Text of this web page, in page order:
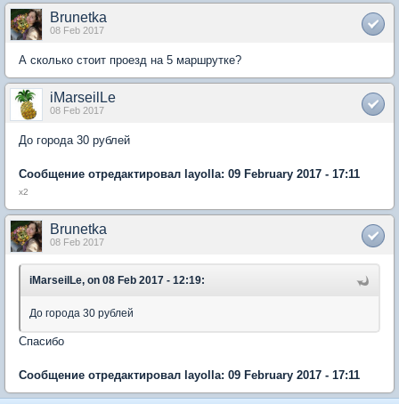
Brunetka
08 Feb 2017
А сколько стоит проезд на 5 маршрутке?
iMarseilLe
08 Feb 2017
До города 30 рублей
Сообщение отредактировал layolla: 09 February 2017 - 17:11
x2
Brunetka
08 Feb 2017
iMarseilLe, on 08 Feb 2017 - 12:19:
До города 30 рублей
Спасибо
Сообщение отредактировал layolla: 09 February 2017 - 17:11